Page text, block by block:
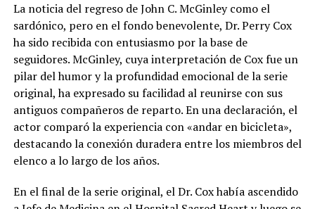
La noticia del regreso de John C. McGinley como el
sardónico, pero en el fondo benevolente, Dr. Perry Cox
ha sido recibida con entusiasmo por la base de
seguidores. McGinley, cuya interpretación de Cox fue un
pilar del humor y la profundidad emocional de la serie
original, ha expresado su facilidad al reunirse con sus
antiguos compañeros de reparto. En una declaración, el
actor comparó la experiencia con «andar en bicicleta»,
destacando la conexión duradera entre los miembros del
elenco a lo largo de los años.
En el final de la serie original, el Dr. Cox había ascendido